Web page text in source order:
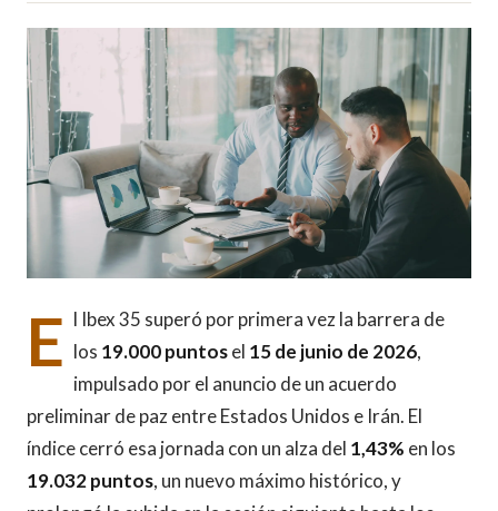
E l Ibex 35 superó por primera vez la barrera de
los 19.000 puntosel 15 de junio de 2026,
impulsado por el anuncio de un acuerdo
preliminar de paz entre Estados Unidos e Irán. El
índice cerró esa jornada con un alza del 1,43% en los
19.032 puntos, un nuevo máximo histórico, y